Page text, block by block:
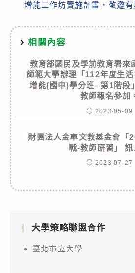
增能工作坊實施計畫，敬邀
相關內容
教育部國民及學前教育署來
師範大學辦理「112年度生
增能(國中)學分班─第1階段
教師報名參加
2023-05-09
財團法人金車文教基金會「
戰-教師研習」 訊
2023-07-27
大學策略聯盟合作
臺北市立大學